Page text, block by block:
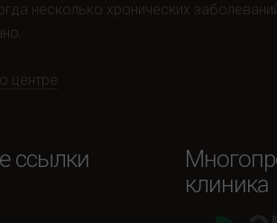
несколько хронических
центре
ссылки
клиника